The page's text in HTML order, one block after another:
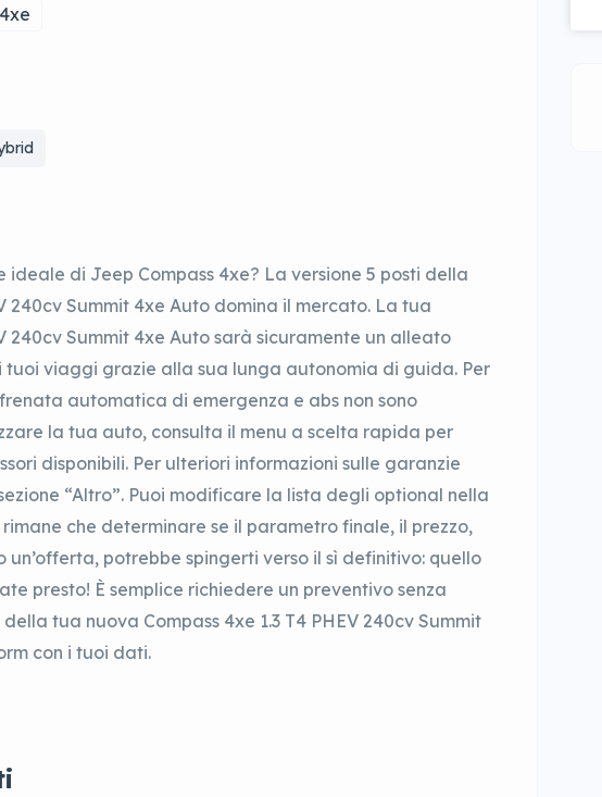
ideale di Jeep Compass 4xe? La versione 5 posti della
240cv Summit 4xe Auto domina il mercato. La tua
240cv Summit 4xe Auto sarà sicuramente un alleato
viaggi grazie alla sua lunga autonomia di guida. Per
automatica di emergenza e abs non sono
la tua auto, consulta il menu a scelta rapida per
disponibili. Per ulteriori informazioni sulle garanzie
“Altro”. Puoi modificare la lista degli optional nella
rimane che determinare se il parametro finale, il prezzo,
un’offerta, potrebbe spingerti verso il sì definitivo: quello
presto! È semplice richiedere un preventivo senza
tua nuova Compass 4xe 1.3 T4 PHEV 240cv Summit
con i tuoi dati.